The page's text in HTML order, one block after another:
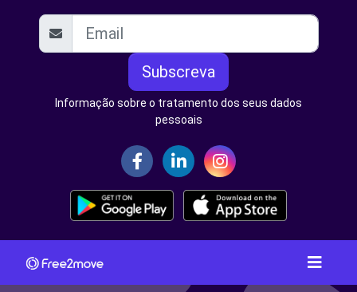
Subscreva
Informação sobre o tratamento dos seus dados
pessoais